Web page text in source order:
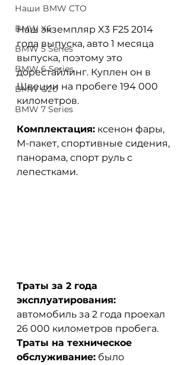
Наши BMW СТО
BMW X6
BMW 5 Series
BMW 6 Series
BMW G20
BMW 7 Series
Наш экземпляр X3 F25 2014
года выпуска, авто 1 месяца
выпуска, поэтому это
дорестайлинг. Куплен он в
Швеции на пробеге 194 000
километров.
Комплектация: ксенон фары,
М-пакет, спортивные сидения,
панорама, спорт руль с
лепестками.
Траты за 2 года
эксплуатирования:
автомобиль за 2 года проехал
26 000 километров пробега.
Траты на техническое
обслуживание: было